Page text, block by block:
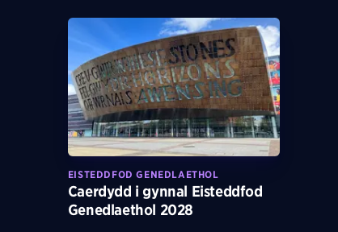
EISTEDDFOD GENEDLAETHOL
Caerdydd i gynnal Eisteddfod
Genedlaethol 2028